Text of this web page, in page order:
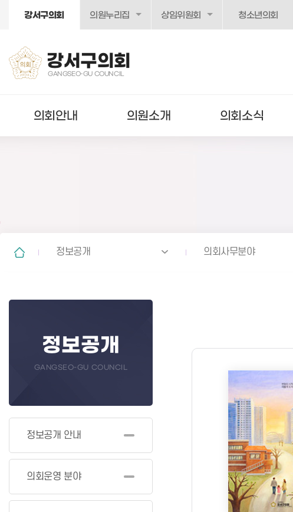
강서구의회 의원누리집 상임위원회 청소년의회
강서구의회
GANGSEO-GU COUNCIL
의회안내 의원소개 의회소식
정보공개 의회사무분야
정보공개
GANGSEO-GU COUNCIL
정보공개 안내
의회운영 분야